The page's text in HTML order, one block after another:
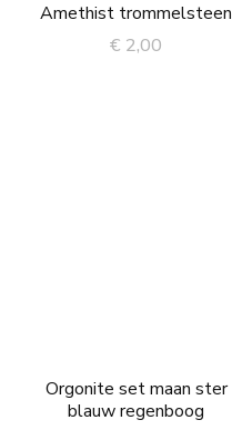
Amethist trommelsteen
€ 2,00
Orgonite set maan ster
blauw regenboog